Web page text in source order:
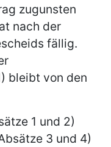
zugunsten
nach der
fällig.
bleibt von den
1 und 2)
3 und 4)